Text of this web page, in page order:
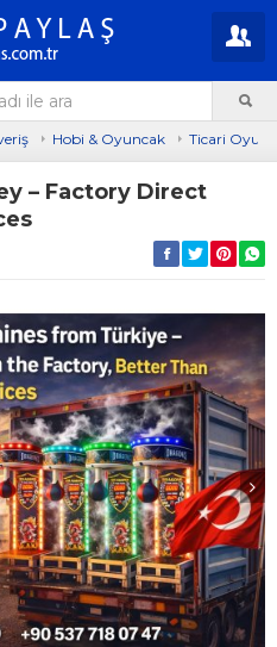
Hobi & Oyuncak Ticari Oyun
– Factory Direct